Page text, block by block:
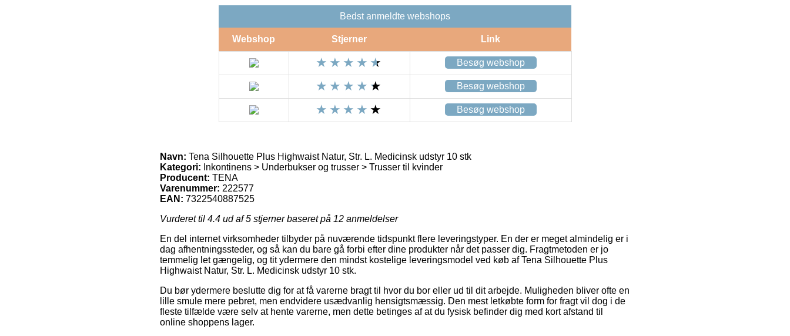
Bedst anmeldte webshops
Webshop Stjerner Link
Besøg webshop
Besøg webshop
Besøg webshop
Navn: Tena Silhouette Plus Highwaist Natur, Str. L. Medicinsk udstyr 10 stk
Kategori: Inkontinens > Underbukser og trusser > Trusser til kvinder
Producent: TENA
Varenummer: 222577
EAN: 7322540887525
Vurderet til 4.4 ud af 5 stjerner baseret på 12 anmeldelser
En del internet virksomheder tilbyder på nuværende tidspunkt flere leveringstyper. En der er meget almindelig er i
dag afhentningssteder, og så kan du bare gå forbi efter dine produkter når det passer dig. Fragtmetoden er jo
temmelig let gængelig, og tit ydermere den mindst kostelige leveringsmodel ved køb af Tena Silhouette Plus
Highwaist Natur, Str. L. Medicinsk udstyr 10 stk.
Du bør ydermere beslutte dig for at få varerne bragt til hvor du bor eller ud til dit arbejde. Muligheden bliver ofte en
lille smule mere pebret, men endvidere usædvanlig hensigtsmæssig. Den mest letkøbte form for fragt vil dog i de
fleste tilfælde være selv at hente varerne, men dette betinges af at du fysisk befinder dig med kort afstand til
online shoppens lager.